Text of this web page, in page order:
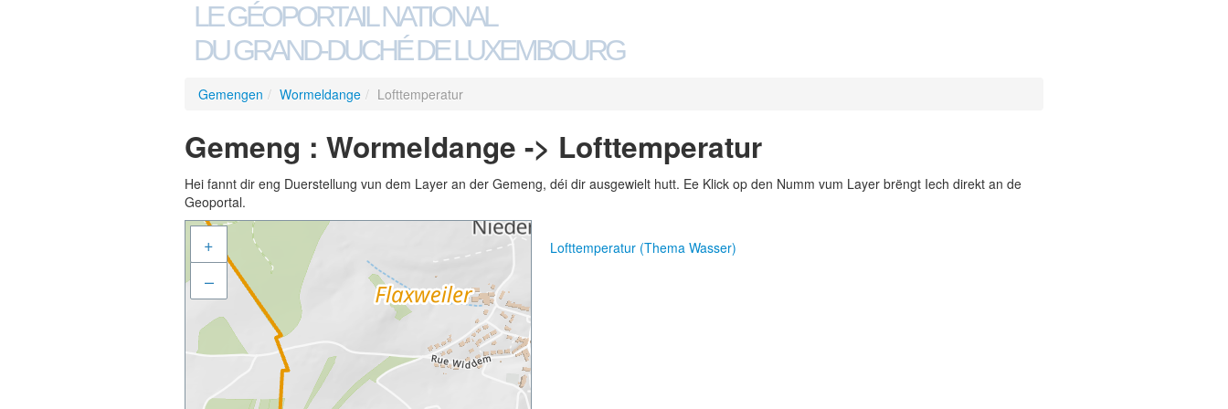
LE GÉOPORTAIL NATIONAL
DU GRAND-DUCHÉ DE LUXEMBOURG
Gemengen / Wormeldange / Lofttemperatur
Gemeng : Wormeldange -> Lofttemperatur
Hei fannt dir eng Duerstellung vun dem Layer an der Gemeng, déi dir ausgewielt hutt. Ee Klick op den Numm vum Layer brëngt Iech direkt an de
Geoportal.
+
–
Lofttemperatur (Thema Wasser)